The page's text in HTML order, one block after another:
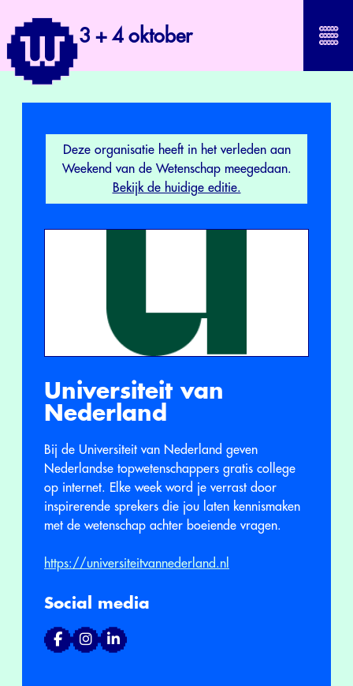
3 + 4 oktober
Deze organisatie heeft in het verleden aan
Weekend van de Wetenschap meegedaan.
Bekijk de huidige editie.
Universiteit van
Nederland
Bij de Universiteit van Nederland geven
Nederlandse topwetenschappers gratis college
op internet. Elke week word je verrast door
inspirerende sprekers die jou laten kennismaken
met de wetenschap achter boeiende vragen.
https://universiteitvannederland.nl
Social media